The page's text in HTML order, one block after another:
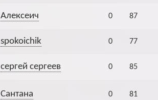
Алексеич 0 87
spokoichik 0 77
сергей сергеев 0 85
Сантана 0 81